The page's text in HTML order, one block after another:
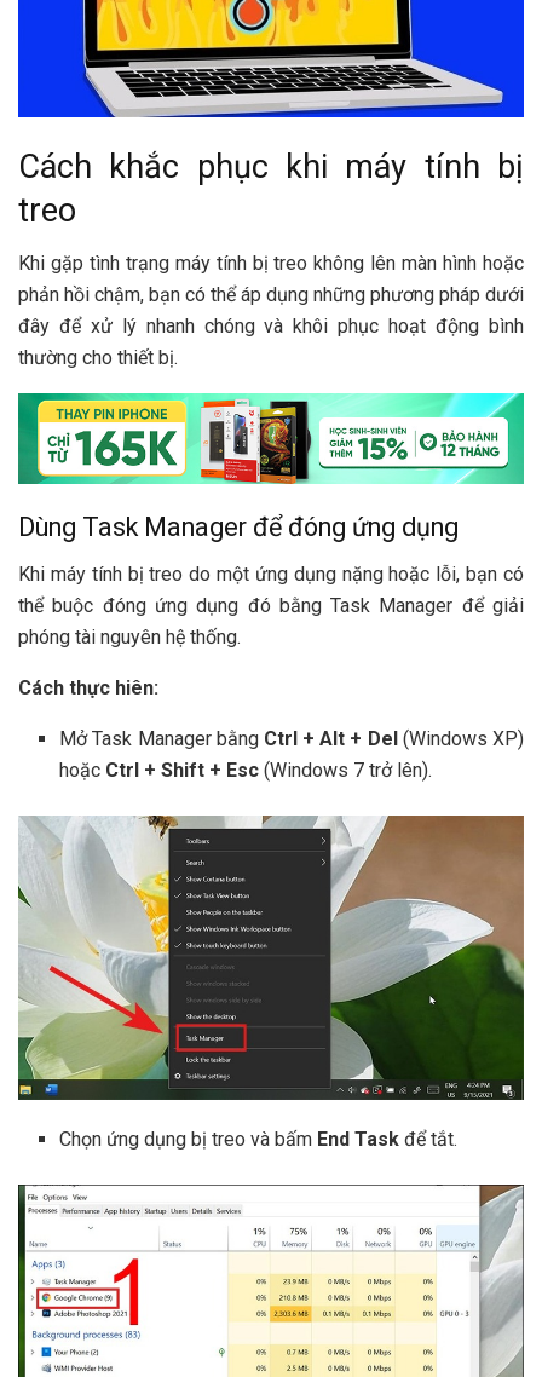
Cách khắc phục khi máy tính bị
treo
Khi gặp tình trạng máy tính bị treo không lên màn hình hoặc
phản hồi chậm, bạn có thể áp dụng những phương pháp dưới
đây để xử lý nhanh chóng và khôi phục hoạt động bình
thường cho thiết bị.
Dùng Task Manager để đóng ứng dụng
Khi máy tính bị treo do một ứng dụng nặng hoặc lỗi, bạn có
thể buộc đóng ứng dụng đó bằng Task Manager để giải
phóng tài nguyên hệ thống.
Cách thực hiên:
Mở Task Manager bằng Ctrl + Alt + Del (Windows XP)
hoặc Ctrl + Shift + Esc (Windows 7 trở lên).
Chọn ứng dụng bị treo và bấm End Task để tắt.